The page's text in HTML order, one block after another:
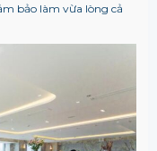
bảo làm vừa lòng cả